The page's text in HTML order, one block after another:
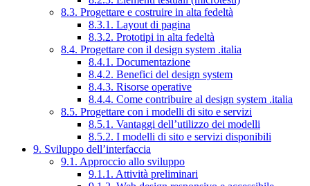
8.3. Progettare e costruire in alta fedeltà
8.3.1. Layout di pagina
8.3.2. Prototipi in alta fedeltà
8.4. Progettare con il design system .italia
8.4.1. Documentazione
8.4.2. Benefici del design system
8.4.3. Risorse operative
8.4.4. Come contribuire al design system .italia
8.5. Progettare con i modelli di sito e servizi
8.5.1. Vantaggi dell’utilizzo dei modelli
8.5.2. I modelli di sito e servizi disponibili
9. Sviluppo dell’interfaccia
9.1. Approccio allo sviluppo
9.1.1. Attività preliminari